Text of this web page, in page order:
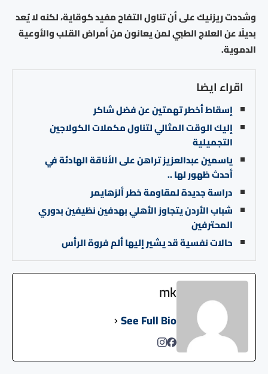
وشددت ريزنيك على أن تناول التفاح مفيد كوقاية، لكنه لا يُعد
بديلًا عن العلاج الطبي لمن يعانون من أمراض القلب والأوعية
الدموية.
اقراء ايضا
إسقاط أخطر تهمتين عن فضل شاكر
إليك الوقت المثالي لتناول مكملات الكولاجين
التجميلية
ياسمين عبدالعزيز تراهن على الأناقة الهادئة في
أحدث ظهور لها ..
دراسة جديدة لمقاومة خطر ألزهايمر
شباب الأردن يتجاوز الأهلي بهدفين نظيفين بدوري
المحترفين
حالات نفسية قد يشير إليها ألم فروة الرأس
mk
See Full Bio